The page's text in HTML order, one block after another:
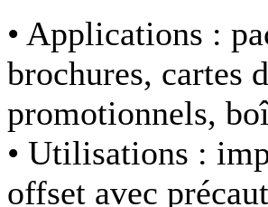
• Applications :
brochures, cartes
promotionnels,
• Utilisations :
offset avec